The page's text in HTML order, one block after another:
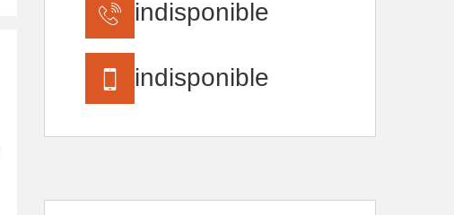
indisponible
indisponible